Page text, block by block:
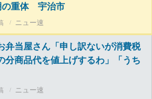
の重体 宇治市
ニュー速
弁当屋さん「申し訳ないが消費税
分商品代を値上げするわ」「うち
ニュー速